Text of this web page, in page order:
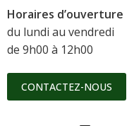
Horaires d’ouverture
du lundi au vendredi
de 9h00 à 12h00
CONTACTEZ-NOUS